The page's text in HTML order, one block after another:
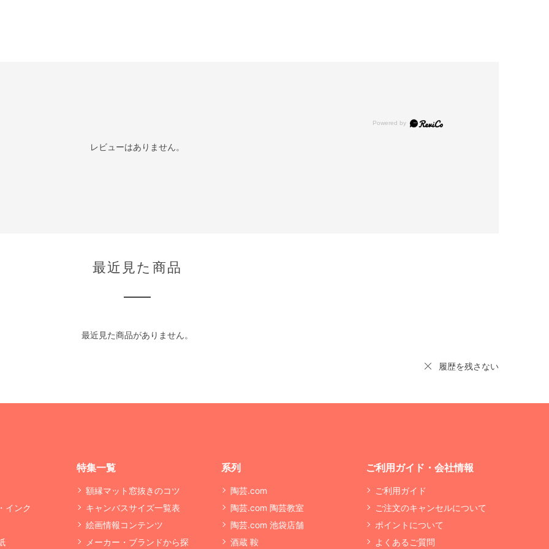
レビューはありません。
最近見た商品
最近見た商品がありません。
履歴を残さない
インク
特集一覧
額縁マット窓抜きのコツ
キャンバスサイズ一覧表
絵画情報コンテンツ
メーカー・ブランドから探
系列
陶芸.com
陶芸.com 陶芸教室
陶芸.com 池袋店舗
酒蔵 鞍
ご利用ガイド・会社情報
ご利用ガイド
ご注文のキャンセルについて
ポイントについて
よくあるご質問